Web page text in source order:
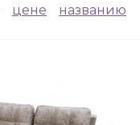
цене названию